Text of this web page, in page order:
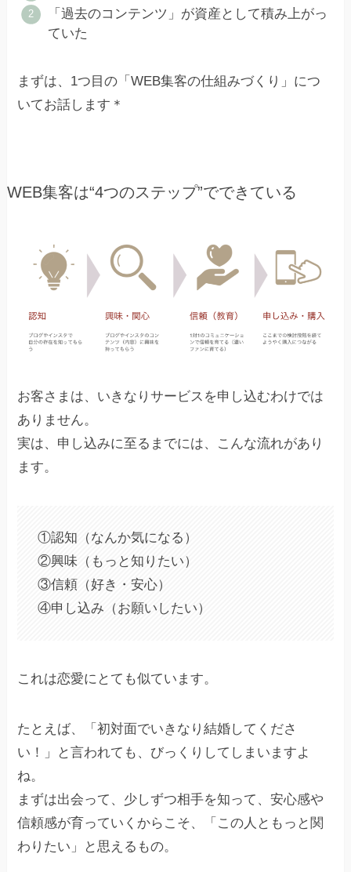
「過去のコンテンツ」が資産として積み上がっ
ていた
まずは、1つ目の「WEB集客の仕組みづくり」につ
いてお話します＊
WEB集客は“4つのステップ”でできている
お客さまは、いきなりサービスを申し込むわけでは
ありません。
実は、申し込みに至るまでには、こんな流れがあり
ます。
①認知（なんか気になる）
②興味（もっと知りたい）
③信頼（好き・安心）
④申し込み（お願いしたい）
これは恋愛にとても似ています。
たとえば、「初対面でいきなり結婚してくださ
い！」と言われても、びっくりしてしまいますよ
ね。
まずは出会って、少しずつ相手を知って、安心感や
信頼感が育っていくからこそ、「この人ともっと関
わりたい」と思えるもの。